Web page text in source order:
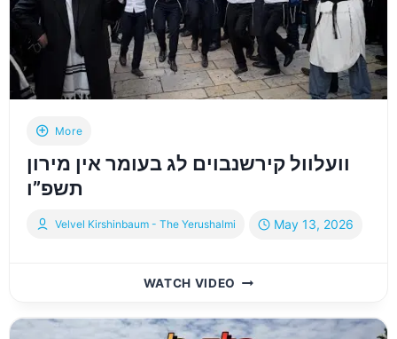
THE
STORY
OF
THE
IRANIAN
MISSILE
HEADLINES
AROUND
WORLD
More
וועלוול קירשנבוים לג בעומר אין מירון
תשפ”ו
Velvel Kirshinbaum - The Yerushalmi May 13, 2026
WATCH VIDEO וועלוול
לג
בעומר